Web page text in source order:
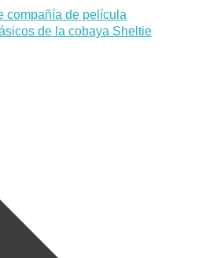
compañía de película
de la cobaya Sheltie